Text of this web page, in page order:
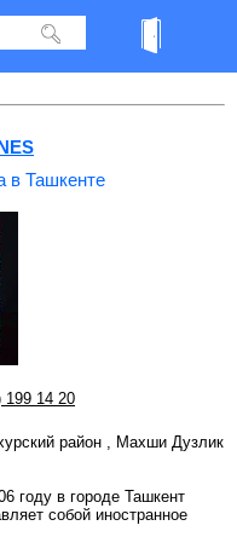
в Ташкенте
199 14 20
район , Махши Дузлик
году в городе Ташкент
собой иностранное